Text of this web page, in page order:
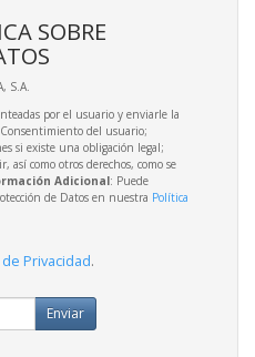
SOBRE
S.A.
por el usuario y enviarle la
del usuario;
si existe una obligación legal;
así como otros derechos, como se
Adicional: Puede
de Datos en nuestra Política
Privacidad.
Enviar